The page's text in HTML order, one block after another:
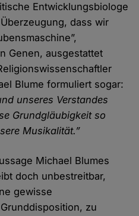
Entwicklungsbiologe
dass wir
Genen, ausgestattet
Blume formuliert sogar:
unseres Verstandes
Grundgläubigkeit so
Musikalität.”
Michael Blumes
doch unbestreitbar,
gewisse
zu